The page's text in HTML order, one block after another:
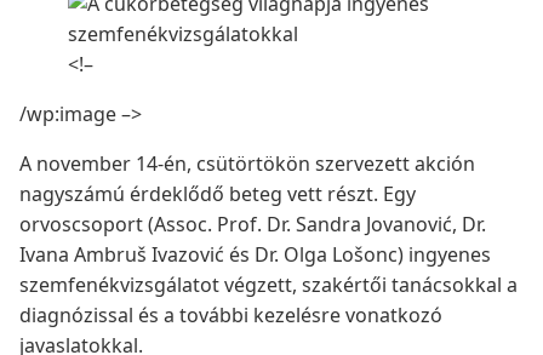
<!–
/wp:image –>
A november 14-én, csütörtökön szervezett akción
nagyszámú érdeklődő beteg vett részt. Egy
orvoscsoport (Assoc. Prof. Dr. Sandra Jovanović, Dr.
Ivana Ambruš Ivazović és Dr. Olga Lošonc) ingyenes
szemfenékvizsgálatot végzett, szakértői tanácsokkal a
diagnózissal és a további kezelésre vonatkozó
javaslatokkal.